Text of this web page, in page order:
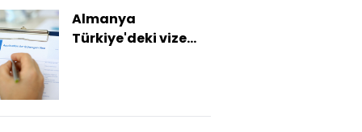
Almanya
Türkiye'deki vize